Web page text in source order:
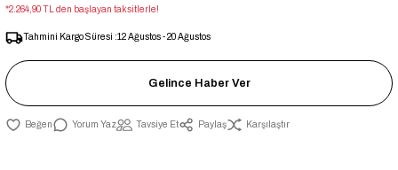
*2.264,90 TL den başlayan taksitlerle!
Tahmini Kargo Süresi :12 Ağustos - 20 Ağustos
Gelince Haber Ver
Yorum Yaz Tavsiye Et Paylaş Karşılaştır